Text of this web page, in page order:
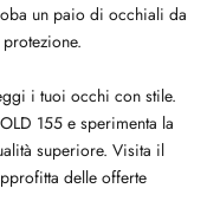
un paio di occhiali da
i tuoi occhi con stile.
155 e sperimenta la
superiore. Visita il
delle offerte